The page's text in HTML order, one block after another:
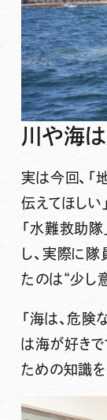
川や海
実は今回、「
伝えてほしい
「水難救助
し、実際に隊
たのは“少し
「海は、危
は海が好きで
ための知識を